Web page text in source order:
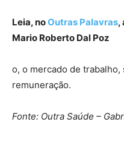
Leia, noOutras Palavras,
Mario Roberto Dal Poz
o, o mercado de
remuneração.
Fonte: Outra Saúde –